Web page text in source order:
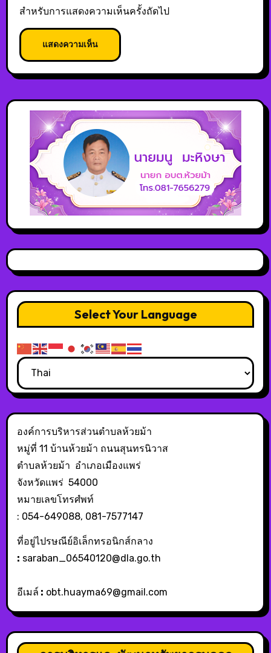
สำหรับการแสดงความเห็นครั้งถัดไป
Select Your Language
องค์การบริหารส่วนตำบลห้วยม้า
หมู่ที่ 11 บ้านห้วยม้า ถนนสุนทรนิวาส
ตำบลห้วยม้า อำเภอเมืองแพร่
จังหวัดแพร่ 54000
หมายเลขโทรศํพท์
: 054-649088, 081-7577147
ที่อยู่ไปรษณีย์อิเล็กทรอนิกส์กลาง
: saraban_06540120@dla.go.th
อีเมล์ : obt.huayma69@gmail.com